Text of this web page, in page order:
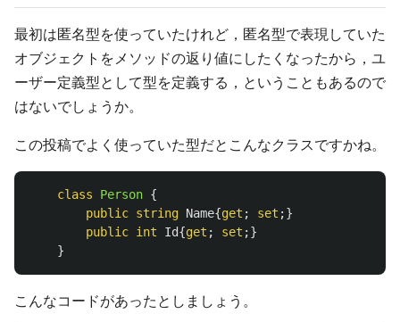
最初は匿名型を使っていたけれど，匿名型で表現していた
オブジェクトをメソッドの返り値にしたくなったから，ユ
ーザー定義型として型を定義する，ということもあるので
はないでしょうか。
この投稿でよく使っていた型だとこんなクラスですかね。
class Person {
public string Name{get ; set ;}
public int Id{get ; set ;}
}
こんなコードがあったとしましょう。